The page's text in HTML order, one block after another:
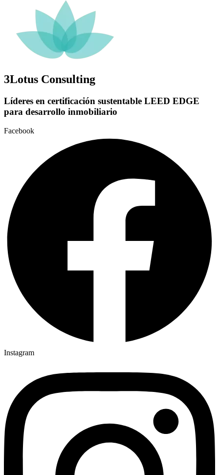
3Lotus Consulting
Líderes en certificación sustentable LEED EDGE
para desarrollo inmobiliario
Facebook
Instagram